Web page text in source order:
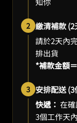
2 繳清補款 (2
請於2天內
排出貨
*補款金額
3 安排配送
快遞： 在
3個工作天